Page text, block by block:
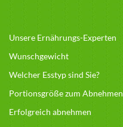
Unsere Ernährungs-Experten
Wunschgewicht
Welcher Esstyp sind Sie?
Portionsgröße zum Abnehmen
Erfolgreich abnehmen